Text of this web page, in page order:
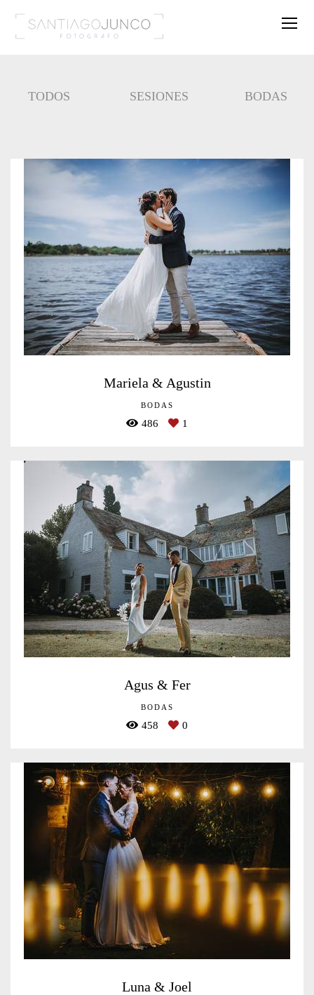
TODOS SESIONES BODAS
Mariela & Agustin
BODAS
486 1
Agus & Fer
BODAS
458 0
Luna & Joel